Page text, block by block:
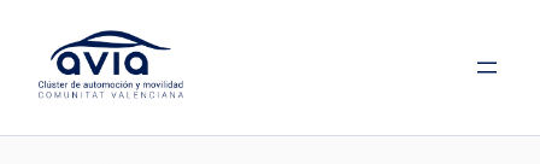
contenido